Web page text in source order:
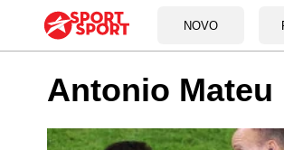
NOVO
Antonio Mateu